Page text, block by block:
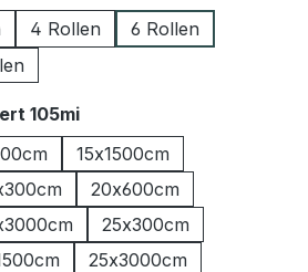
4 Rollen
6 Rollen
105miauswählen
15x1500cm
20x600cm
25x300cm
25x3000cm